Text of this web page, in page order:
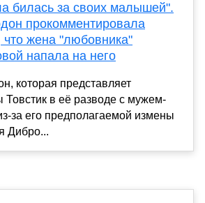
билась за своих малышей".
прокомментировала
что жена "любовника"
напала на него
которая представляет
в её разводе с мужем-
за его предполагаемой измены
Дибро...